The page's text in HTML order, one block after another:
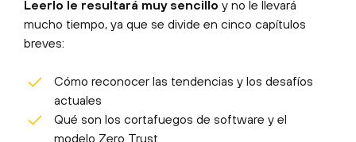
Leerlo le resultará muy sencillo y no le llevará
mucho tiempo, ya que se divide en cinco capítulos
breves:
Cómo reconocer las tendencias y los desafíos
actuales
Qué son los cortafuegos de software y el
modelo Zero Trust